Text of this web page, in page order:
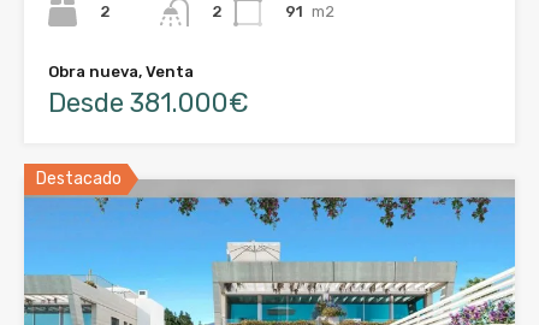
2
2
91 m2
Obra nueva, Venta
Desde 381.000€
Destacado